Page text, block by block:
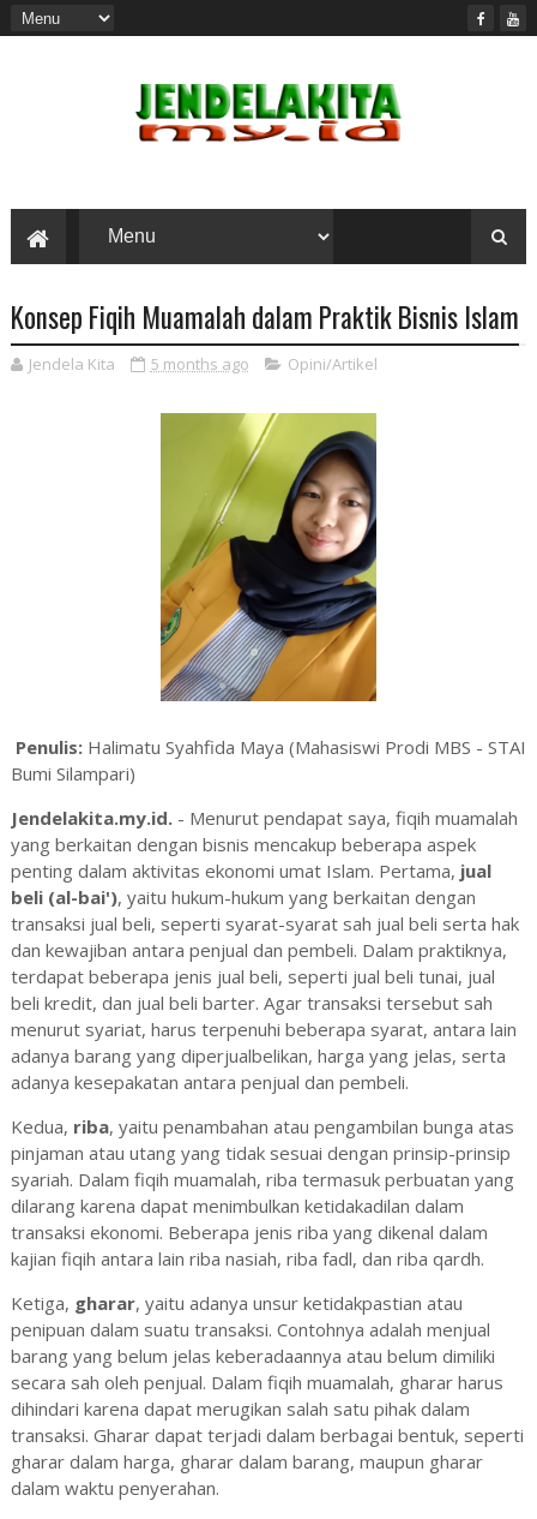
Konsep Fiqih Muamalah dalam Praktik Bisnis Islam
Jendela Kita 5 months ago Opini/Artikel
Penulis: Halimatu Syahfida Maya (Mahasiswi Prodi MBS - STAI
Bumi Silampari)
Jendelakita.my.id. - Menurut pendapat saya, fiqih muamalah
yang berkaitan dengan bisnis mencakup beberapa aspek
penting dalam aktivitas ekonomi umat Islam. Pertama, jual
beli (al-bai'), yaitu hukum-hukum yang berkaitan dengan
transaksi jual beli, seperti syarat-syarat sah jual beli serta hak
dan kewajiban antara penjual dan pembeli. Dalam praktiknya,
terdapat beberapa jenis jual beli, seperti jual beli tunai, jual
beli kredit, dan jual beli barter. Agar transaksi tersebut sah
menurut syariat, harus terpenuhi beberapa syarat, antara lain
adanya barang yang diperjualbelikan, harga yang jelas, serta
adanya kesepakatan antara penjual dan pembeli.
Kedua, riba, yaitu penambahan atau pengambilan bunga atas
pinjaman atau utang yang tidak sesuai dengan prinsip-prinsip
syariah. Dalam fiqih muamalah, riba termasuk perbuatan yang
dilarang karena dapat menimbulkan ketidakadilan dalam
transaksi ekonomi. Beberapa jenis riba yang dikenal dalam
kajian fiqih antara lain riba nasiah, riba fadl, dan riba qardh.
Ketiga, gharar, yaitu adanya unsur ketidakpastian atau
penipuan dalam suatu transaksi. Contohnya adalah menjual
barang yang belum jelas keberadaannya atau belum dimiliki
secara sah oleh penjual. Dalam fiqih muamalah, gharar harus
dihindari karena dapat merugikan salah satu pihak dalam
transaksi. Gharar dapat terjadi dalam berbagai bentuk, seperti
gharar dalam harga, gharar dalam barang, maupun gharar
dalam waktu penyerahan.